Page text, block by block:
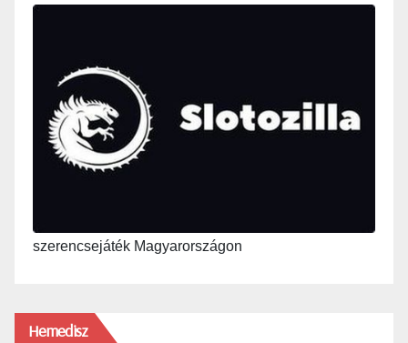
szerencsejáték Magyarországon
Hemedisz